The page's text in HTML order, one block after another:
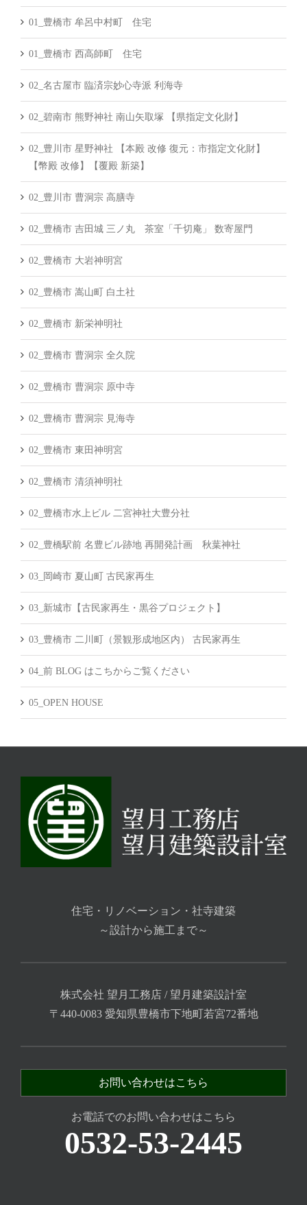
01_豊橋市 牟呂中村町 住宅
01_豊橋市 西高師町 住宅
02_名古屋市 臨済宗妙心寺派 利海寺
02_碧南市 熊野神社 南山矢取塚 【県指定文化財】
02_豊川市 星野神社 【本殿 改修 復元：市指定文化財】
【幣殿 改修】【覆殿 新築】
02_豊川市 曹洞宗 高膳寺
02_豊橋市 吉田城 三ノ丸 茶室「千切庵」 数寄屋門
02_豊橋市 大岩神明宮
02_豊橋市 嵩山町 白土社
02_豊橋市 新栄神明社
02_豊橋市 曹洞宗 全久院
02_豊橋市 曹洞宗 原中寺
02_豊橋市 曹洞宗 見海寺
02_豊橋市 東田神明宮
02_豊橋市 清須神明社
02_豊橋市水上ビル 二宮神社大豊分社
02_豊橋駅前 名豊ビル跡地 再開発計画 秋葉神社
03_岡崎市 夏山町 古民家再生
03_新城市【古民家再生・黒谷プロジェクト】
03_豊橋市 二川町（景観形成地区内） 古民家再生
04_前 BLOG はこちからご覧ください
05_OPEN HOUSE
住宅・リノベーション・社寺建築
～設計から施工まで～
株式会社 望月工務店 / 望月建築設計室
〒440-0083 愛知県豊橋市下地町若宮72番地
お問い合わせはこちら
お電話でのお問い合わせはこちら
0532-53-2445